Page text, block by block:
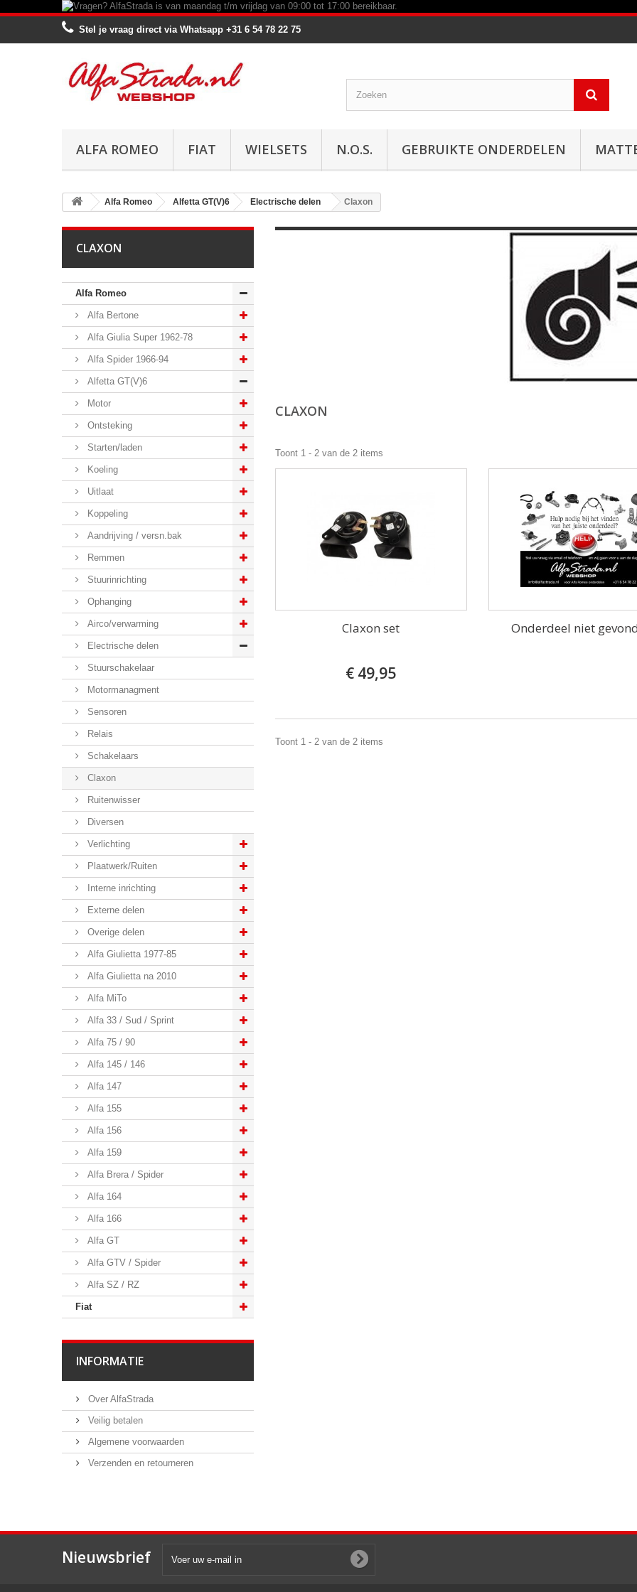
Stel je vraag direct via Whatsapp +31 6 54 78 22 75
ALFA ROMEO FIAT WIELSETS N.O.S. GEBRUIKTE ONDERDELEN
Alfa Romeo Alfetta GT(V)6 Electrische delen Claxon
CLAXON
Alfa Romeo
Alfa Bertone
Alfa Giulia Super 1962-78
Alfa Spider 1966-94
Alfetta GT(V)6
Motor
Ontsteking
Starten/laden
Koeling
Uitlaat
Koppeling
Aandrijving / versn.bak
Remmen
Stuurinrichting
Ophanging
Airco/verwarming
Electrische delen
Stuurschakelaar
Motormanagment
Sensoren
Relais
Schakelaars
Claxon
Ruitenwisser
Diversen
Verlichting
Plaatwerk/Ruiten
Interne inrichting
Externe delen
Overige delen
Alfa Giulietta 1977-85
Alfa Giulietta na 2010
Alfa MiTo
Alfa 33 / Sud / Sprint
Alfa 75 / 90
Alfa 145 / 146
Alfa 147
Alfa 155
Alfa 156
Alfa 159
Alfa Brera / Spider
Alfa 164
Alfa 166
Alfa GT
Alfa GTV / Spider
Alfa SZ / RZ
Fiat
INFORMATIE
Over AlfaStrada
Veilig betalen
Algemene voorwaarden
Verzenden en retourneren
CLAXON
Toont 1 - 2 van de 2 items
Claxon set
€ 49,95
Onderdeel niet
Toont 1 - 2 van de 2 items
Nieuwsbrief